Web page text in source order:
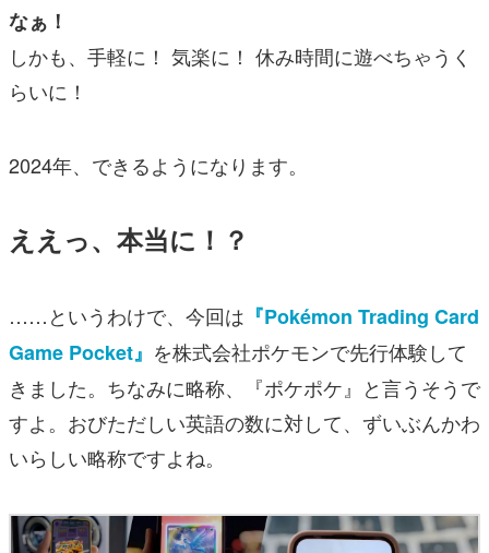
なぁ！
しかも、手軽に！ 気楽に！ 休み時間に遊べちゃうく
らいに！
2024年、できるようになります。
ええっ、本当に！？
……というわけで、今回は 『Pokémon Trading Card
Game Pocket』 を株式会社ポケモンで先行体験して
きました。ちなみに略称、
『ポケポケ』 と言うそうで
すよ。おびただしい英語の数に対して、ずいぶんかわ
いらしい略称ですよね。